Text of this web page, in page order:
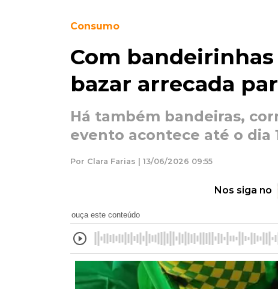
Consumo
Com bandeirinhas
bazar arrecada
Há também bandeiras,
evento acontece até o dia
Por Clara Farias | 13/06/2026 09:55
Nos siga no
ouça este conteúdo